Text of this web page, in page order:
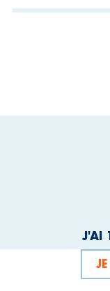
J'AI